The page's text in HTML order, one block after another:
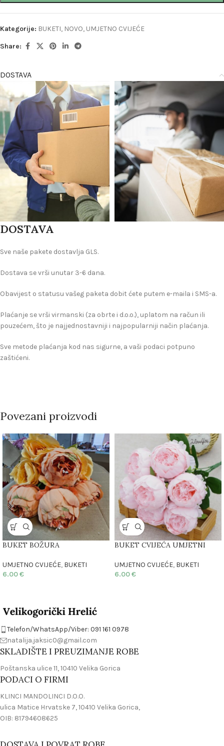
Kategorije: BUKETI, NOVO, UMJETNO CVIJEĆE
Share:
DOSTAVA
DOSTAVA
Sve naše pakete dostavlja GLS.
Dostava se vrši unutar 3-6 dana.
Obavijest o statusu vašeg paketa dobit ćete putem e-maila i SMS-a.
Plaćanje se vrši virmanski (za obrte i d.o.o.), uplatom na račun ili
pouzećem, što je najjednostavniji i najpopularniji način plaćanja.
Sve metode plaćanja kod nas sigurne, a vaši podaci potpuno
zaštićeni.
Povezani proizvodi
BUKET BOŽURA
UMJETNO CVIJEĆE, BUKETI
6.00€
BUKET CVIJEĆA UMJETNI
UMJETNO CVIJEĆE, BUKETI
6.00€
Telefon/WhatsApp/Viber: 091 161 0978
natalija.jaksic0@gmail.com
SKLADIŠTE I PREUZIMANJE ROBE
Poštanska ulice 11, 10410 Velika Gorica
PODACI O FIRMI
KLINCI MANDOLINCI D.O.O.
ulica Matice Hrvatske 7, 10410 Velika Gorica,
OIB: 81794608625